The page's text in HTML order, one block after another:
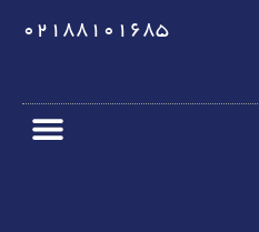
02188101685